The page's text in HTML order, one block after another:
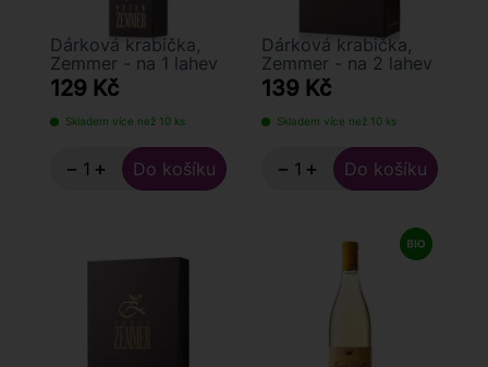
Dárková krabička,
Zemmer - na 1 lahev
129 Kč
Skladem více než 10 ks
− +
Dárková krabička,
Zemmer - na 2 lahev
139 Kč
Skladem více než 10 ks
− +